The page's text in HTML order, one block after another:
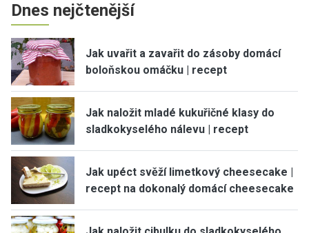
Dnes nejčtenější
Jak uvařit a zavařit do zásoby domácí
boloňskou omáčku | recept
Jak naložit mladé kukuřičné klasy do
sladkokyselého nálevu | recept
Jak upéct svěží limetkový cheesecake |
recept na dokonalý domácí cheesecake